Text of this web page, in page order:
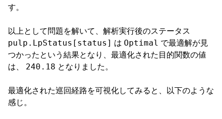
す。
以上として問題を解いて、解析実行後のステータス
pulp.LpStatus[status] は Optimal で最適解が見
つかったという結果となり、最適化された目的関数の値
は、 240.18 となりました。
最適化された巡回経路を可視化してみると、以下のような
感じ。